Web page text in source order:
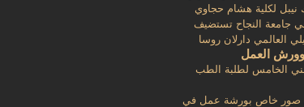
نيبل لكلية هشام حجاوي
جامعة النجاح تستضيف
العالمي دارلان روسا
وورش العمل
الخامس لطلبة الطب
صور خاص بورشة عمل في